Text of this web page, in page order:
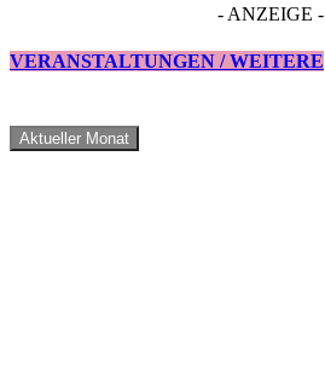
- ANZEIGE -
VERANSTALTUNGEN / WEITERE
Aktueller Monat